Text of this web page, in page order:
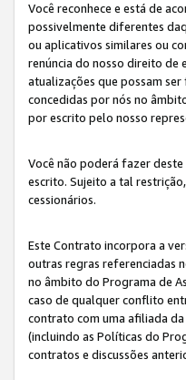
Você reconhece e está de
possivelmente diferentes
ou aplicativos similares ou
renúncia do nosso direito de
atualizações que possam
concedidas por nós no
por escrito pelo nosso
Você não poderá fazer
escrito. Sujeito a tal
cessionários.
Este Contrato incorpora a
outras regras referenciadas
no âmbito do Programa de
caso de qualquer conflito
contrato com uma afiliada
(incluindo as Políticas do
contratos e discussões